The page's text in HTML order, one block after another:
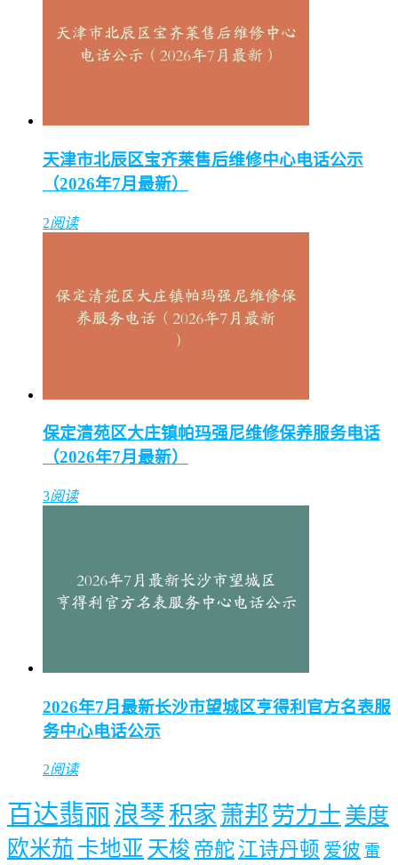
天津市北辰区宝齐莱售后维修中心电话公示
（2026年7月最新）
2阅读
保定清苑区大庄镇帕玛强尼维修保养服务电话
（2026年7月最新）
3阅读
2026年7月最新长沙市望城区亨得利官方名表服
务中心电话公示
2阅读
百达翡丽 浪琴 积家 萧邦 劳力士 美度
欧米茄 卡地亚 天梭 帝舵 江诗丹顿 爱彼 雷